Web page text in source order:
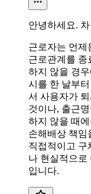
안녕하세요.
근로자는 언제
근로관계를 종
하지 않을 경
시를 한 날부
서 사용자가
것이나, 출근
하지 않을 때
손해배상 책임
직접적이고 구
나 현실적으로
입니다.